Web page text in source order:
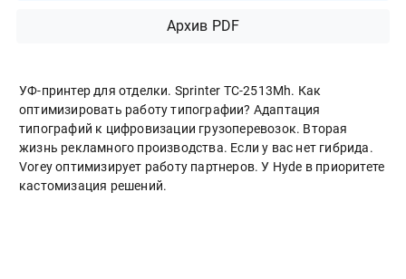
Архив PDF
УФ-принтер для отделки. Sprinter ТС-2513Mh. Как
оптимизировать работу типографии? Адаптация
типографий к цифровизации грузоперевозок. Вторая
жизнь рекламного производства. Если у вас нет гибрида.
Vorey оптимизирует работу партнеров. У Hyde в приоритете
кастомизация решений.